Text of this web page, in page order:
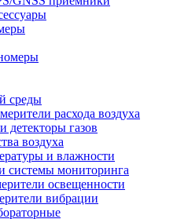
среды
расхода воздуха
детекторы газов
воздуха
и влажности
системы мониторинга
освещенности
вибрации